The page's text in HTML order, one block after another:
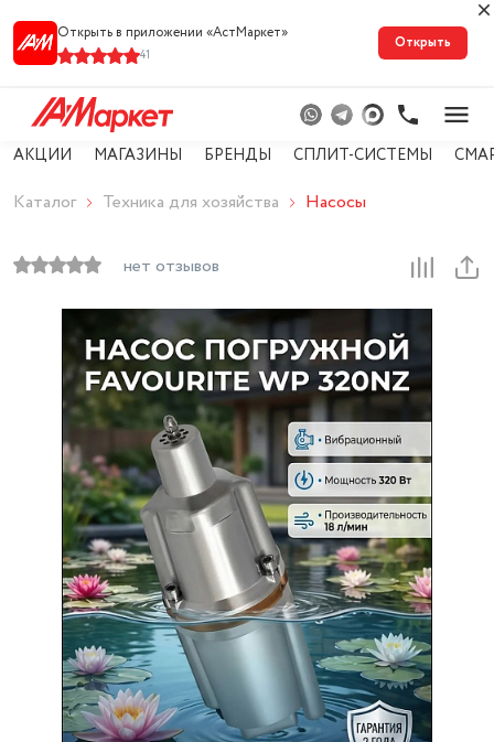
Открыть в приложении «АстМарке‪т‬»
41
Открыть
АКЦИИ МАГАЗИНЫ БРЕНДЫ СПЛИТ-СИСТЕМЫ
Каталог Техника для хозяйства Насосы
нет отзывов